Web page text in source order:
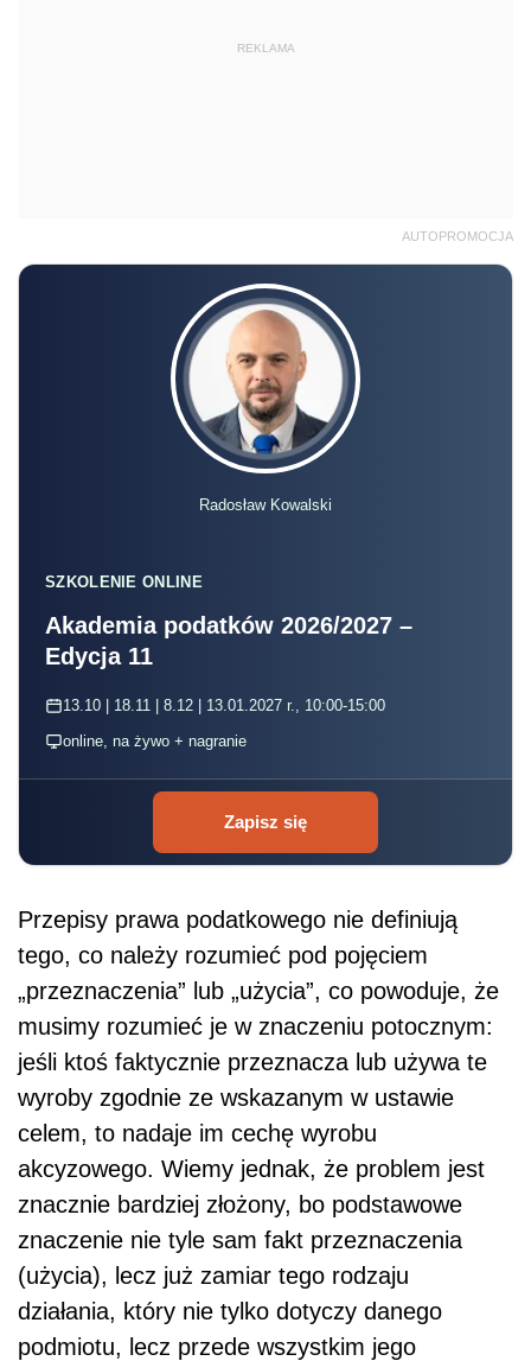
REKLAMA
AUTOPROMOCJA
Radosław Kowalski
SZKOLENIE ONLINE
Akademia podatków 2026/2027 –
Edycja 11
13.10 | 18.11 | 8.12 | 13.01.2027 r., 10:00-15:00
online, na żywo + nagranie
Zapisz się
Przepisy prawa podatkowego nie definiują
tego, co należy rozumieć pod pojęciem
„przeznaczenia” lub „użycia”, co powoduje, że
musimy rozumieć je w znaczeniu potocznym:
jeśli ktoś faktycznie przeznacza lub używa te
wyroby zgodnie ze wskazanym w ustawie
celem, to nadaje im cechę wyrobu
akcyzowego. Wiemy jednak, że problem jest
znacznie bardziej złożony, bo podstawowe
znaczenie nie tyle sam fakt przeznaczenia
(użycia), lecz już zamiar tego rodzaju
działania, który nie tylko dotyczy danego
podmiotu, lecz przede wszystkim jego